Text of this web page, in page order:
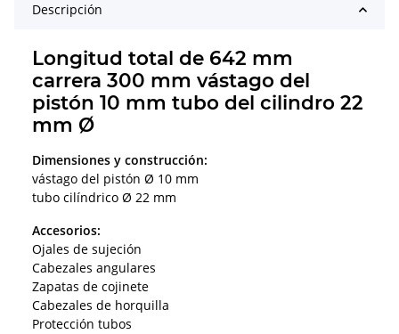
Descripción
Longitud total de 642 mm
carrera 300 mm vástago del
pistón 10 mm tubo del cilindro 22
mm Ø
Dimensiones y construcción:
vástago del pistón Ø 10 mm
tubo cilíndrico Ø 22 mm
Accesorios:
Ojales de sujeción
Cabezales angulares
Zapatas de cojinete
Cabezales de horquilla
Protección tubos